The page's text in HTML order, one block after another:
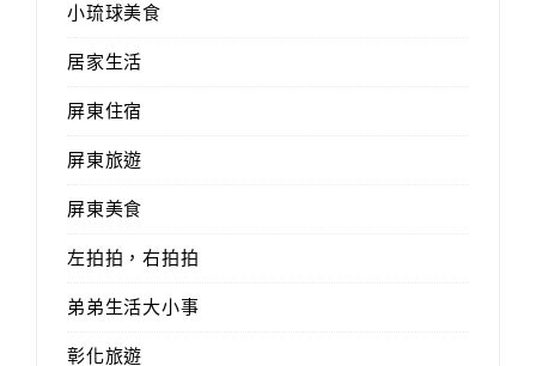
小琉球美食
居家生活
屏東住宿
屏東旅遊
屏東美食
左拍拍，右拍拍
弟弟生活大小事
彰化旅遊